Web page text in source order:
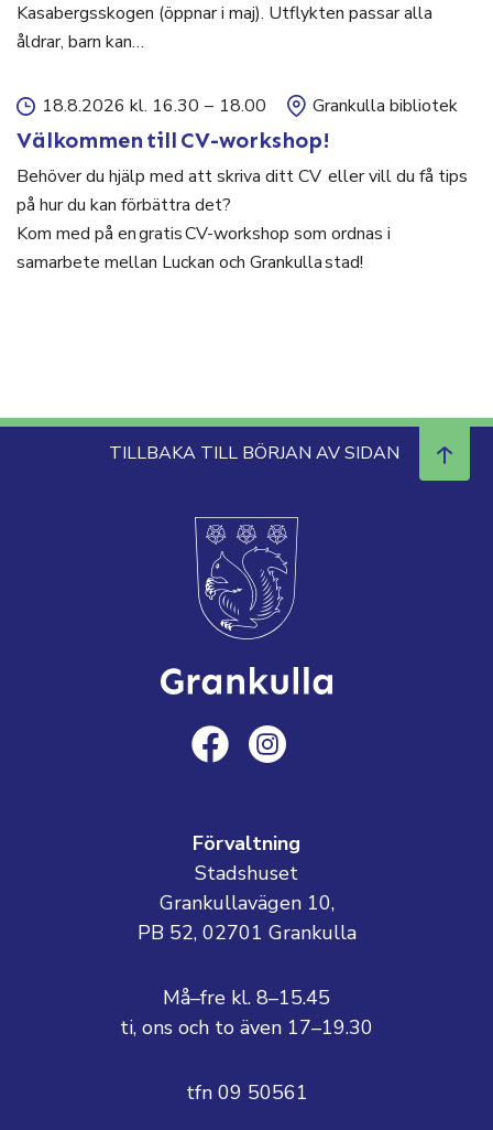
Kasabergsskogen (öppnar i maj). Utflykten passar alla
åldrar, barn kan…
18.8.2026 kl. 16.30 – 18.00 Grankulla bibliotek
Välkommen till CV-workshop!
Behöver du hjälp med att skriva ditt CV eller vill du få tips
på hur du kan förbättra det?
Kom med på en gratis CV-workshop som ordnas i
samarbete mellan Luckan och Grankulla stad!
TILLBAKA TILL BÖRJAN AV SIDAN
Förvaltning
Stadshuset
Grankullavägen 10,
PB 52, 02701 Grankulla
Må–fre kl. 8–15.45
ti, ons och to även 17–19.30
tfn 09 50561